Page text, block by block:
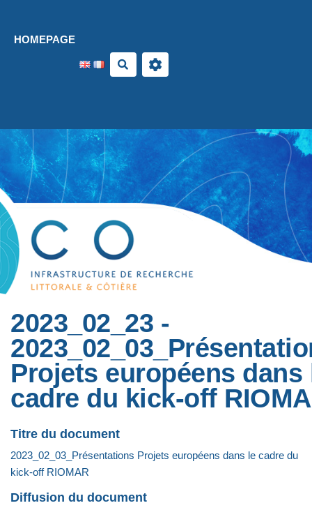
HOMEPAGE
Search
2023_02_23 -
Projets européens dans
cadre du kick-off
Titre du document
2023_02_03_Présentations Projets européens dans le cadre du
kick-off RIOMAR
Diffusion du document